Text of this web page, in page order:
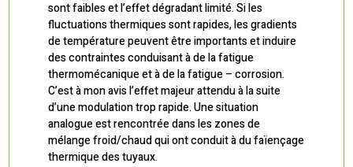
sont faibles et l’effet dégradant limité. Si les
fluctuations thermiques sont rapides, les gradients
de température peuvent être importants et induire
des contraintes conduisant à de la fatigue
thermomécanique et à de la fatigue – corrosion.
C’est à mon avis l’effet majeur attendu à la suite
d’une modulation trop rapide. Une situation
analogue est rencontrée dans les zones de
mélange froid/chaud qui ont conduit à du faïençage
thermique des tuyaux.